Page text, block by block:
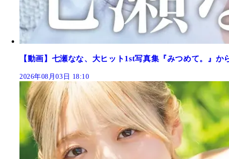
【動画】七瀬なな、大ヒット1st写真集『みつめて。』
2026年08月03日 18:10